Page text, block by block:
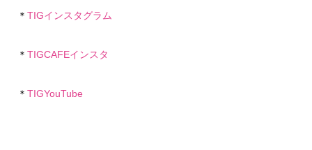
＊ TIGインスタグラム
＊ TIGCAFEインスタ
＊ TIGYouTube